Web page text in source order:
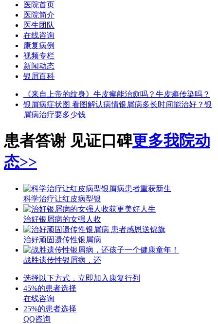
医院首页
医院简介
医生团队
在线咨询
康复病例
视频专栏
新闻动态
银屑百科
《来自上帝的纹身》 牛皮癣能治愈吗？ 牛皮癣传染吗？
银屑病症状图 看图解认病情银屑病多长时间能治好？ 银
屑病治疗要多少钱
患者答谢 见证口碑更多我院动
态>>
科学治疗让红皮病型银
治好银屑病的女强人收
治好顽固遗传性银屑病
战胜遗传性银屑病，还
选择以下方式，立即加入康复行列
45%的患者选择
在线咨询
25%的患者选择
QQ咨询